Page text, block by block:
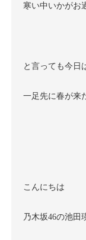
寒い中いかがお
と言っても今日
一足先に春が来
こんにちは
乃木坂46の池田